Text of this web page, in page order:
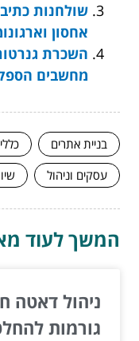
שולחנות
אחסון
השכרת
מחשבים
בניית אתרים כללי
עסקים וניהול
המשך לעוד
ניהול דאטה
גורמות